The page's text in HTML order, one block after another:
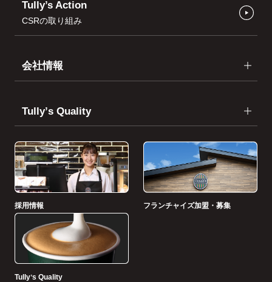
Tully’s Action
CSRの取り組み
会社情報
Tullyʼs Quality
採用情報 フランチャイズ加盟・募集
Tullyʼs Quality